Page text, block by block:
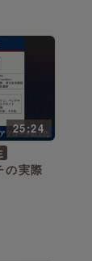
25:24
の実際